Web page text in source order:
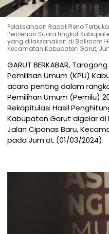
Pelaksanaan Rapat Pleno
Perolehan Suara tingkat
yang dilaksanakan di Ballroom
Kecamatan Kabupaten Garut,
GARUT BERKABAR,
Pemilihan Umum (KPU)
acara penting dalam
Pemilihan Umum (Pemilu)
Rekapitulasi Hasil
Kabupaten Garut digelar di
Jalan Cipanas Baru,
pada Jum’at (01/03/2024).